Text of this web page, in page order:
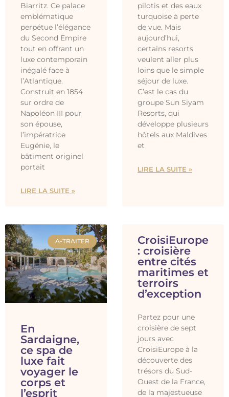
Biarritz. Ce palace
emblématique
perpétue l’élégance
du Second Empire
tout en offrant un
luxe contemporain
inégalé face à
l’Atlantique.
Construit en 1854
sur ordre de
Napoléon III pour
son épouse,
l’impératrice
Eugénie, le
bâtiment originel
portait
LIRE LA SUITE »
pilotis et des eaux
turquoise à perte
de vue. Mais
aujourd’hui,
certains resorts
veulent aller plus
loins que le simple
séjour de luxe.
C’est le cas du
groupe Sun Siyam
Resorts, qui
développe plusieurs
hôtels aux Maldives
et
LIRE LA SUITE »
A-TRAITER
En
Sardaigne,
ce spa de
luxe fait
voyager le
corps et
l’esprit
CroisiEurope
: croisière
entre cités
maritimes et
terroirs
d’exception
Partez pour une
croisière de sept
jours avec
CroisiEurope à la
découverte des
trésors du Sud-
Ouest de la France,
de la majestueuse